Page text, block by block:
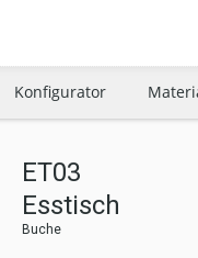
Passwort
Neuer
Konfigurator
ET03
Esstisch
Buche